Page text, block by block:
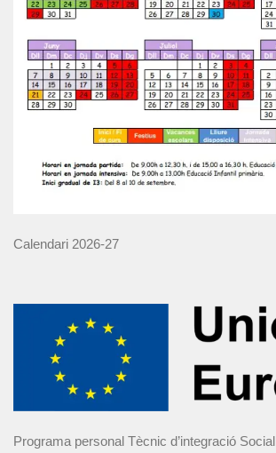
Calendari 2026-27
Programa personal Tècnic d’integració Social